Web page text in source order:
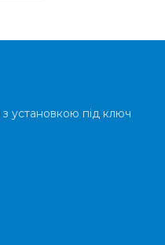
установкою під ключ